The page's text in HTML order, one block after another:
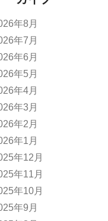
年8月
年7月
年6月
年5月
年4月
年3月
年2月
年1月
年12月
年11月
年10月
年9月